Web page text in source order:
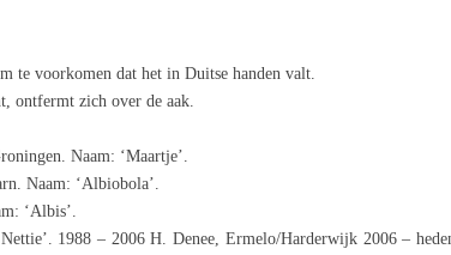
te voorkomen dat het in Duitse handen valt.
ontfermt zich over de aak.
Naam: ‘Maartje’.
Naam: ‘Albiobola’.
‘Albis’.
1988 – 2006 H. Denee, Ermelo/Harderwijk 2006 –